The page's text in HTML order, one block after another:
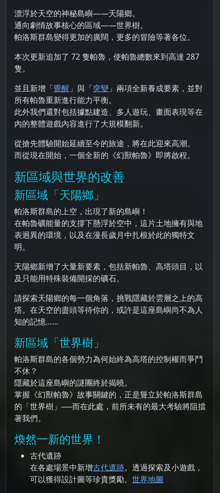
漂浮於天空的神秘島嶼——天陽鄉。
通向劇情故事核心的區域——世界樹。
帕洛斯群島變得更加的廣闊，更多的冒險等著各位。
本次更新追加了 72 隻帕魯，使帕魯總數來到高達 287
隻。
並且新增「覺醒 」與「突變 」兩項全新養成要素，並對
所有帕魯重新進行能力平衡。
此外我們還對包括據點建造、多人遊玩、畫面表現等在
內的整體遊戲內容進行了大規模翻新。
從搶先體驗開始延續至今的旅途，將在此迎來高潮。
而從現在開始，一個全新的《幻獸帕魯》即將啟程。
新區域與世界的改善
新區域「天陽鄉」
帕洛斯群島的上空，出現了新的島嶼！
在帕魯礦能量的支撐下懸浮於空中，這片土地擁有與地
表迥異的環境，以及在漫長歲月中扎根於此的獨特文
明。
天陽鄉新增了大量新要素，包括新帕魯、高塔頭目，以
及只能用特殊裝備開採的礦石。
請探索天陽鄉的每一個角落，挑戰隱藏於雲層之上的高
塔。在天空的盡頭等待你的，或許是這座島嶼尚不為人
知的記憶……
新區域「世界樹」
帕洛斯群島的各個勢力為何始終為高塔的控制權而爭鬥
不休？
隱藏於這座島嶼的謎團終於揭曉。
掌握《幻獸帕魯》故事關鍵的，正是聳立於帕洛斯群島
的「世界樹」──而在此處，前所未有的最大考驗將阻擋
著我們。
煥然一新的世界！
古代遺跡
在各處場景中新增古代遺跡。透過探索及小遊戲，
可以獲得設計圖等珍貴獎勵。 世界地圖